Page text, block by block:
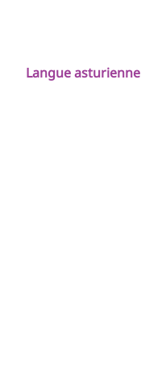
Langue asturienne